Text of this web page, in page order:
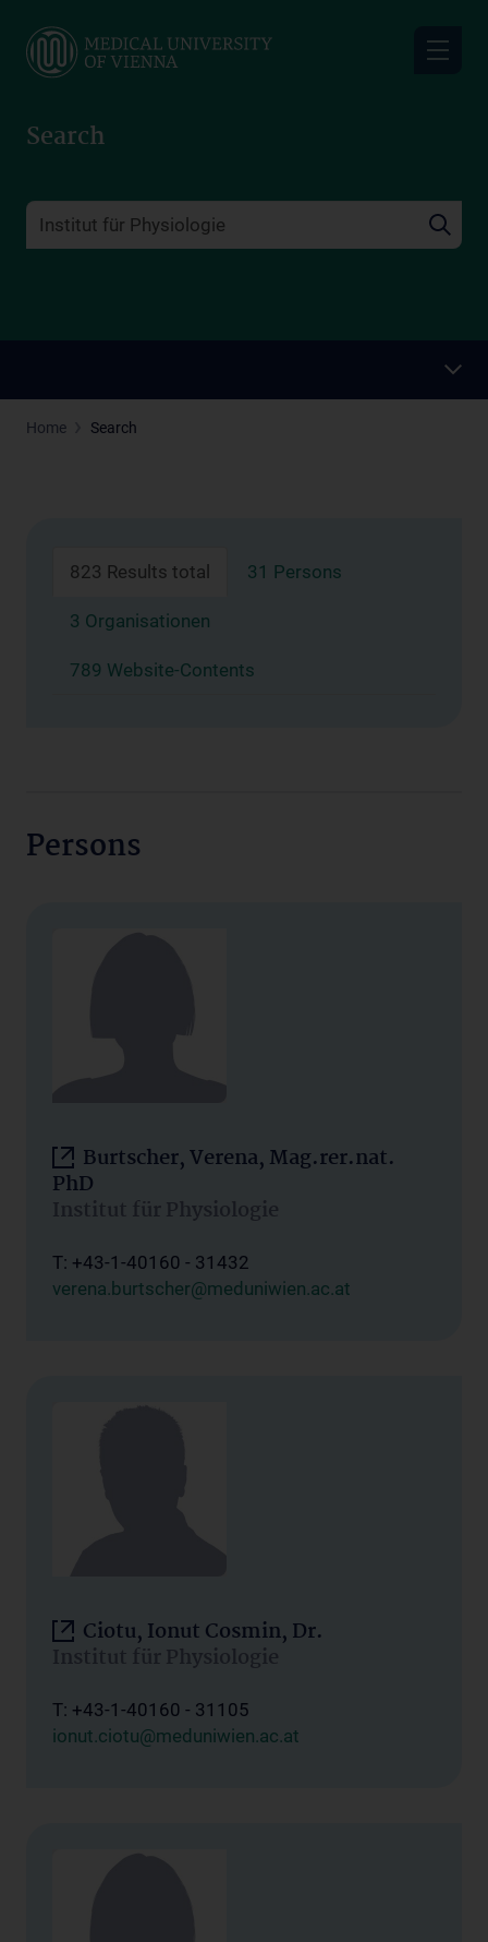
main
Search
Home Search
823 Results total 31 Persons
3 Organisationen
789 Website-Contents
Persons
Burtscher, Verena, Mag.rer.nat.
PhD
Institut für Physiologie
T: +43-1-40160 - 31432
verena.burtscher@meduniwien.ac.at
Ciotu, Ionut Cosmin, Dr.
Institut für Physiologie
T: +43-1-40160 - 31105
ionut.ciotu@meduniwien.ac.at